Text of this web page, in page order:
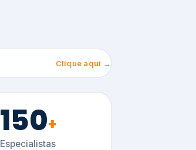
Clique aqui →
150+
Especialistas